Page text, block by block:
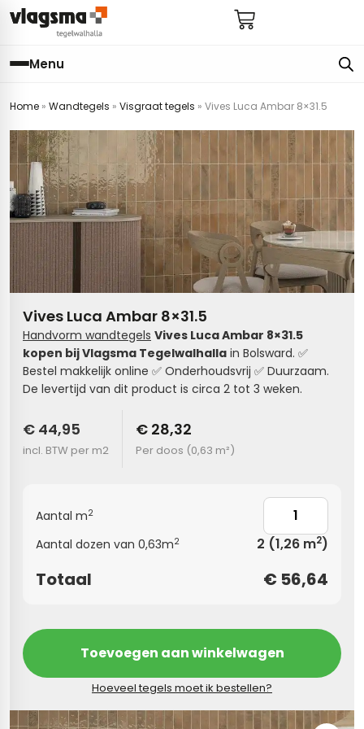
Menu
Home » Wandtegels » Visgraat tegels » Vives Luca Ambar 8×31.5
Vives Luca Ambar 8×31.5
Handvorm wandtegels Vives Luca Ambar 8×31.5
kopen bijVlagsma Tegelwalhalla in Bolsward. ✅
Bestel makkelijk online ✅ Onderhoudsvrij ✅ Duurzaam.
De levertijd van dit product is circa 2 tot 3 weken.
€ 44,95
incl. BTW per m2
€ 28,32
Per doos (0,63 m²)
Aantal m2
Aantal dozen van 0,63m2 2 (1,26 m2)
Totaal € 56,64
Toevoegen aan winkelwagen
Hoeveel tegels moet ik bestellen?
badkamer
hal
toilet
woonkamer
(kloostertegels)
tegels
badkamer
bijkeuken
hal
toilet
wandtegels
betonlook
marmerlook
tegels
(tot €25)